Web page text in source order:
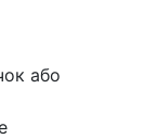
або